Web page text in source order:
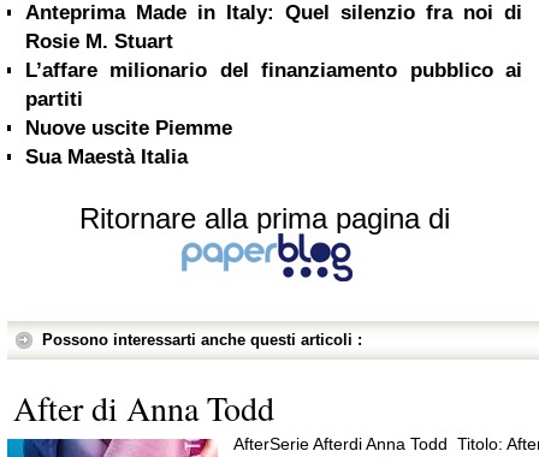
Anteprima Made in Italy: Quel silenzio fra noi di
Rosie M. Stuart
L’affare milionario del finanziamento pubblico ai
partiti
Nuove uscite Piemme
Sua Maestà Italia
Ritornare alla prima pagina di
Possono interessarti anche questi articoli :
After di Anna Todd
AfterSerie Afterdi Anna Todd Titolo: